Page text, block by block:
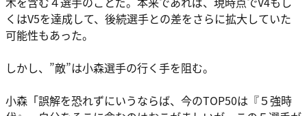
くはV5を達成して、後続選手との差をさらに拡大していた
可能性もあった。
しかし、”敵”は小森選手の行く手を阻む。
小森 「誤解を恐れずにいうならば、今のTOP50は『５強時